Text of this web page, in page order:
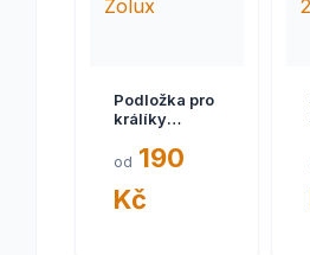
Podložka pro
králíky
RABBIT
Zolux
od 190
Kč